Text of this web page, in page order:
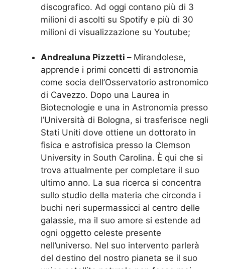
discografico. Ad oggi contano più di 3
milioni di ascolti su Spotify e più di 30
milioni di visualizzazione su Youtube;
Andrealuna Pizzetti – Mirandolese,
apprende i primi concetti di astronomia
come socia dell’Osservatorio astronomico
di Cavezzo. Dopo una Laurea in
Biotecnologie e una in Astronomia presso
l’Università di Bologna, si trasferisce negli
Stati Uniti dove ottiene un dottorato in
fisica e astrofisica presso la Clemson
University in South Carolina. È qui che si
trova attualmente per completare il suo
ultimo anno. La sua ricerca si concentra
sullo studio della materia che circonda i
buchi neri supermassicci al centro delle
galassie, ma il suo amore si estende ad
ogni oggetto celeste presente
nell’universo. Nel suo intervento parlerà
del destino del nostro pianeta se il suo